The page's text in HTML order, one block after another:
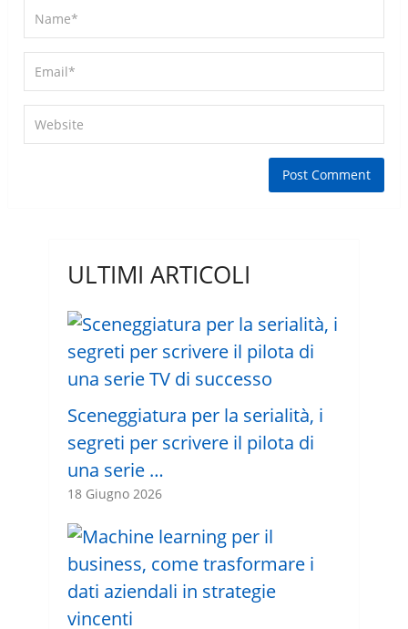
ULTIMI ARTICOLI
Sceneggiatura per la serialità, i
segreti per scrivere il pilota di
una serie …
18 Giugno 2026